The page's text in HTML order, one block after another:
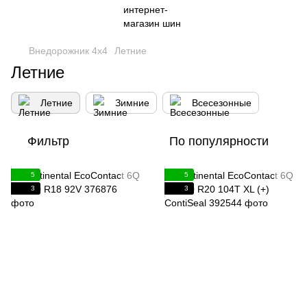
Внедорожник 4х4 Летние
Летние
Летние Зимние Всесезонные
Фильтр По популярности
5
3
5
3